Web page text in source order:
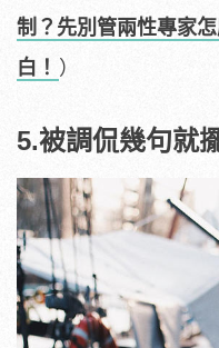
制？先別管兩性專家
白！ ）
5.被調侃幾句就